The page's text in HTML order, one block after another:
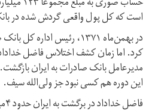
است که کل پول واقعی گردش شده در
در بهمن‌ماه ۱۳۷۱، رئیس
کرد. اما زمان کشف اختلاس فاضل
مدیرعامل بانک صادرات به ایران
این دوره هم کسی نبود جز ولی‌الله سیف.